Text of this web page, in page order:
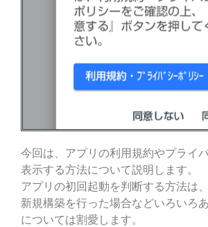
今回は、アプリの利用規約やプライ
表示する方法について説明します。
アプリの初回起動を判断する方法は
新規構築を行った場合などいろいろ
については割愛します。